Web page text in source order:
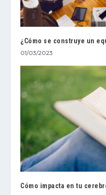
¿Cómo se construye un
01/03/2023
Cómo impacta en tu